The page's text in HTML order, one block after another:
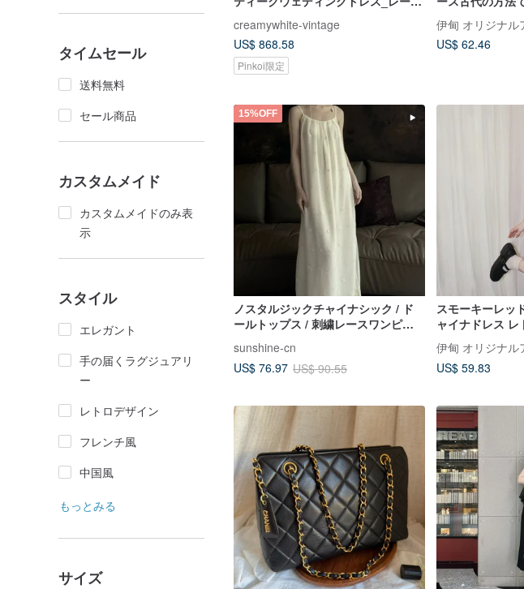
タイムセール
送料無料
セール商品
カスタムメイド
カスタムメイドのみ表
示
スタイル
エレガント
手の届くラグジュアリ
ー
レトロデザイン
フレンチ風
中国風
もっとみる
サイズ
（長袖）
creamywhite-vintage
US$ 868.58
Pinkoi限定
秋節春祭り改良
レス
US$ 62.46
15%OFF
ノスタルジックチャイナシック / ド
ールトップス / 刺繍レースワンピー
sunshine-cn
US$ 76.97 US$ 90.55
スモーキーレッ
ャイナドレス
ズスタイルの花
レス
US$ 59.83